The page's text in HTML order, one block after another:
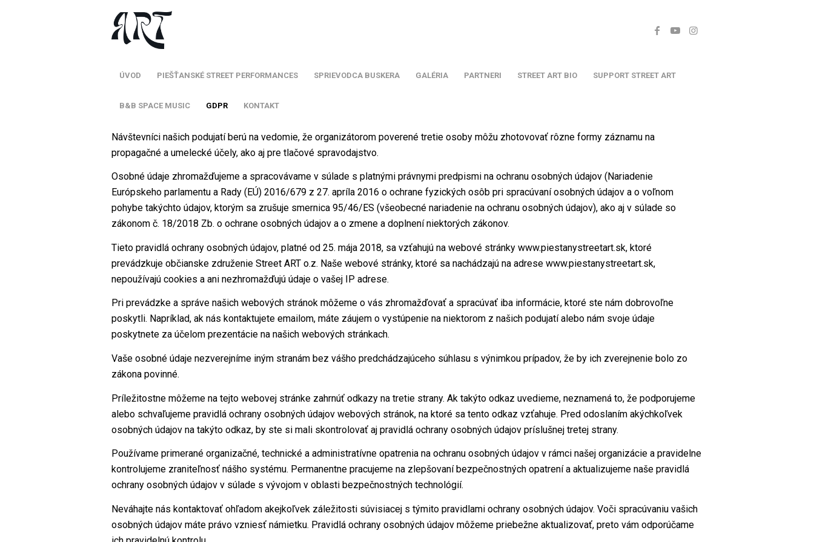
ÚVOD PIEŠŤANSKÉ STREET PERFORMANCES SPRIEVODCA BUSKERA GALÉRIA PARTNERI STREET ART BIO SUPPORT STREET ART
B&B SPACE MUSIC GDPR KONTAKT
Návštevníci našich podujatí berú na vedomie, že organizátorom poverené tretie osoby môžu zhotovovať rôzne formy záznamu na
propagačné a umelecké účely, ako aj pre tlačové spravodajstvo.
Osobné údaje zhromažďujeme a spracovávame v súlade s platnými právnymi predpismi na ochranu osobných údajov (Nariadenie
Európskeho parlamentu a Rady (EÚ) 2016/679 z 27. apríla 2016 o ochrane fyzických osôb pri spracúvaní osobných údajov a o voľnom
pohybe takýchto údajov, ktorým sa zrušuje smernica 95/46/ES (všeobecné nariadenie na ochranu osobných údajov), ako aj v súlade so
zákonom č. 18/2018 Zb. o ochrane osobných údajov a o zmene a doplnení niektorých zákonov.
Tieto pravidlá ochrany osobných údajov, platné od 25. mája 2018, sa vzťahujú na webové stránky www.piestanystreetart.sk, ktoré
prevádzkuje občianske združenie Street ART o.z. Naše webové stránky, ktoré sa nachádzajú na adrese www.piestanystreetart.sk,
nepoužívajú cookies a ani nezhromažďujú údaje o vašej IP adrese.
Pri prevádzke a správe našich webových stránok môžeme o vás zhromažďovať a spracúvať iba informácie, ktoré ste nám dobrovoľne
poskytli. Napríklad, ak nás kontaktujete emailom, máte záujem o vystúpenie na niektorom z našich podujatí alebo nám svoje údaje
poskytnete za účelom prezentácie na našich webových stránkach.
Vaše osobné údaje nezverejníme iným stranám bez vášho predchádzajúceho súhlasu s výnimkou prípadov, že by ich zverejnenie bolo zo
zákona povinné.
Príležitostne môžeme na tejto webovej stránke zahrnúť odkazy na tretie strany. Ak takýto odkaz uvedieme, neznamená to, že podporujeme
alebo schvaľujeme pravidlá ochrany osobných údajov webových stránok, na ktoré sa tento odkaz vzťahuje. Pred odoslaním akýchkoľvek
osobných údajov na takýto odkaz, by ste si mali skontrolovať aj pravidlá ochrany osobných údajov príslušnej tretej strany.
Používame primerané organizačné, technické a administratívne opatrenia na ochranu osobných údajov v rámci našej organizácie a pravidelne
kontrolujeme zraniteľnosť nášho systému. Permanentne pracujeme na zlepšovaní bezpečnostných opatrení a aktualizujeme naše pravidlá
ochrany osobných údajov v súlade s vývojom v oblasti bezpečnostných technológií.
Neváhajte nás kontaktovať ohľadom akejkoľvek záležitosti súvisiacej s týmito pravidlami ochrany osobných údajov. Voči spracúvaniu vašich
osobných údajov máte právo vzniesť námietku. Pravidlá ochrany osobných údajov môžeme priebežne aktualizovať, preto vám odporúčame